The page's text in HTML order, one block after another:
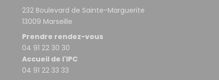
232 Boulevard de Sainte-Marguerite
13009 Marseille
Prendre rendez-vous
04 91 22 30 30
Accueil de l'IPC
04 91 22 33 33